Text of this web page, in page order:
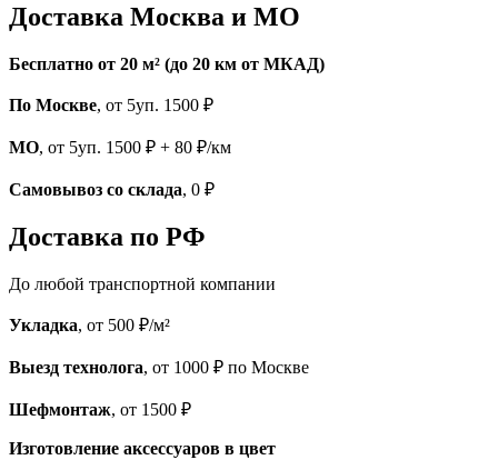
Доставка Москва и МО
Бесплатно от 20 м² (до 20 км от МКАД)
По Москве, от 5уп. 1500 ₽
МО, от 5уп. 1500 ₽ + 80 ₽/км
Самовывоз со склада, 0 ₽
Доставка по РФ
До любой транспортной компании
Укладка, от 500 ₽/м²
Выезд технолога, от 1000 ₽ по Москве
Шефмонтаж, от 1500 ₽
Изготовление аксессуаров в цвет